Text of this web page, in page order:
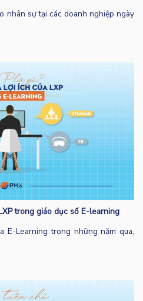
nhân sự tại các doanh nghiệp ngày
trong giáo dục số E-learning
E-Learning trong những năm qua,